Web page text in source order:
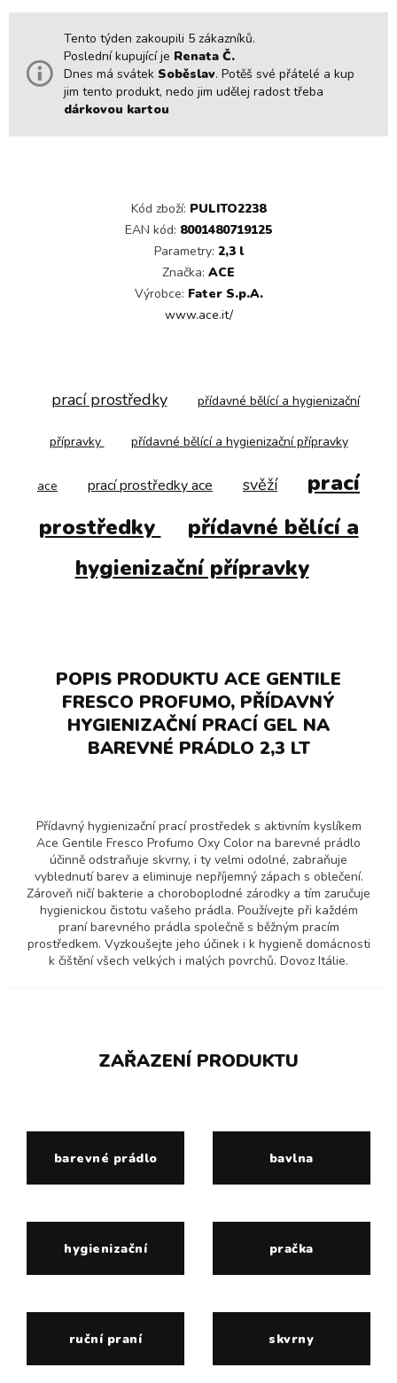
Tento týden zakoupili 5 zákazníků.
Poslední kupující je Renata Č.
Dnes má svátek Soběslav. Potěš své přátelé a kup
jim tento produkt, nedo jim udělej radost třeba
dárkovou kartou
Kód zboží: PULITO2238
EAN kód: 8001480719125
Parametry: 2,3 l
Značka: ACE
Výrobce: Fater S.p.A.
www.ace.it/
prací prostředky přídavné bělící a hygienizační
přípravky přídavné bělící a hygienizační přípravky
ace prací prostředky ace svěží
prací
prostředky
přídavné bělící a
hygienizační přípravky
POPIS PRODUKTU ACE GENTILE
FRESCO PROFUMO, PŘÍDAVNÝ
HYGIENIZAČNÍ PRACÍ GEL NA
BAREVNÉ PRÁDLO 2,3 LT
Přídavný hygienizační prací prostředek s aktivním kyslíkem
Ace Gentile Fresco Profumo Oxy Color na barevné prádlo
účinně odstraňuje skvrny, i ty velmi odolné, zabraňuje
vyblednutí barev a eliminuje nepříjemný zápach s oblečení.
Zároveň ničí bakterie a choroboplodné zárodky a tím zaručuje
hygienickou čistotu vašeho prádla. Používejte při každém
praní barevného prádla společně s běžným pracím
prostředkem. Vyzkoušejte jeho účinek i k hygieně domácnosti
k čištění všech velkých i malých povrchů. Dovoz Itálie.
ZAŘAZENÍ PRODUKTU
barevné prádlo bavlna
hygienizační pračka
ruční praní skvrny